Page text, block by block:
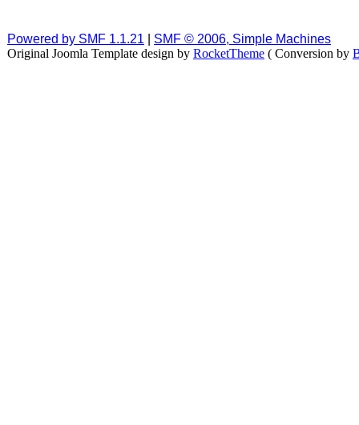
Powered by SMF 1.1.21
SMF © 2006, Simple Machines
Original Joomla Template design by RocketTheme ( Conversion by